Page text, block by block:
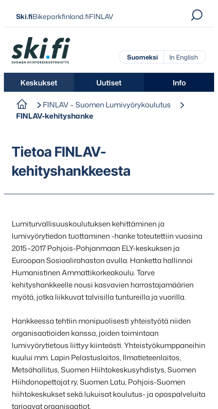
Siirry
suoraan
sisältöön
Ski.fiBikeparkfinland.fiFINLAV
Ski.fi
Suomeksi In English
Keskukset Uutiset Info
FINLAV – Suomen Lumivyörykoulutus
FINLAV-kehityshanke
Tietoa FINLAV-
kehityshankkeesta
Tietoa
FINLAV-
kehityshankkeesta
Lumiturvallisuuskoulutuksen kehittäminen ja
lumivyörytiedon tuottaminen -hanke toteutettiin vuosina
2015–2017 Pohjois-Pohjanmaan ELY-keskuksen ja
Euroopan Sosiaalirahaston avulla. Hanketta hallinnoi
Humanistinen Ammattikorkeakoulu. Tarve
kehityshankkeelle nousi kasvavien harrastajamäärien
myötä, jotka liikkuvat talvisilla tuntureilla ja vuorilla.
Hankkeessa tehtiin monipuolisesti yhteistyötä niiden
organisaatioiden kanssa, joiden toimintaan
lumivyörytietous liittyy kiinteästi. Yhteistyökumppaneihin
kuului mm. Lapin Pelastuslaitos, Ilmatieteenlaitos,
Metsähallitus, Suomen Hiihtokeskusyhdistys, Suomen
Hiihdonopettajat ry, Suomen Latu, Pohjois-Suomen
hiihtokeskukset sekä lukuisat koulutus- ja opaspalveluita
tarjoavat organisaatiot.